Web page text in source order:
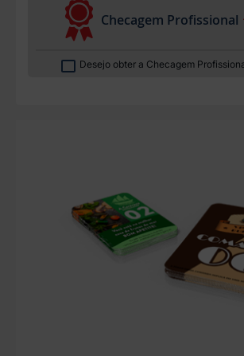
Checagem Profissional
Desejo obter a Checagem